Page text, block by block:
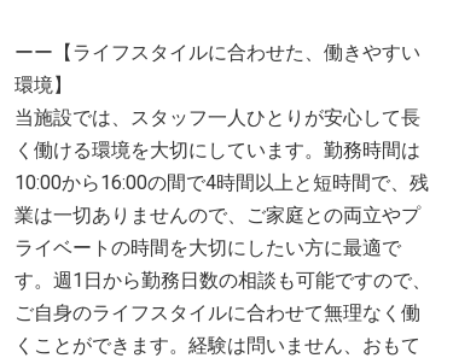
ーー【ライフスタイルに合わせた、働きやすい
環境】
当施設では、スタッフ一人ひとりが安心して長
く働ける環境を大切にしています。勤務時間は
10:00から16:00の間で4時間以上と短時間で、残
業は一切ありませんので、ご家庭との両立やプ
ライベートの時間を大切にしたい方に最適で
す。週1日から勤務日数の相談も可能ですので、
ご自身のライフスタイルに合わせて無理なく働
くことができます。経験は問いません、おもて